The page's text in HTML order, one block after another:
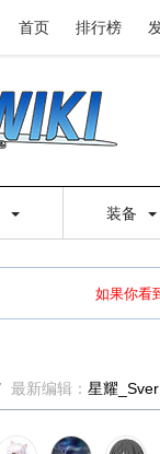
首页 排行榜
装备
如果你看
如果打开页面显示缩略
最新编辑： 星耀_Sver